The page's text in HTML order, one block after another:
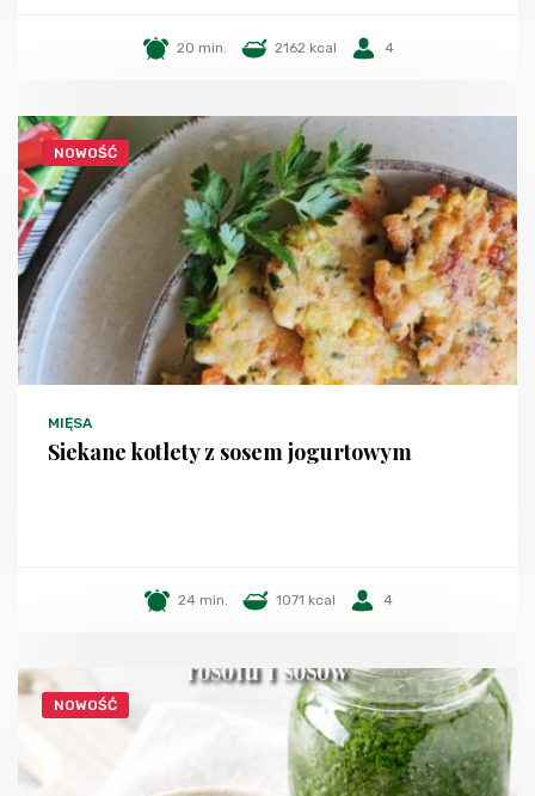
20 min. 2162 kcal 4
NOWOŚĆ
MIĘSA
Siekane kotlety z sosem jogurtowym
24 min. 1071 kcal 4
NOWOŚĆ